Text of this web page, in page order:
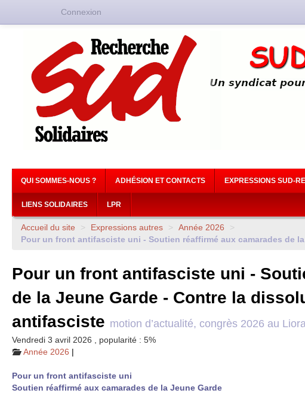
QUI SOMMES-NOUS ? ADHÉSION ET CONTACTS EXPRESSIONS SUD-
LIENS SOLIDAIRES LPR
Accueil du site > Expressions autres > Année 2026
>
Pour un front antifasciste uni - Soutien réaffirmé aux camarades de
Pour un front antifasciste uni -
de la Jeune Garde - Contre la
antifasciste motion d’actualité, congrès 2026 au
Vendredi 3 avril 2026
popularité : 5%
Année 2026 |
Pour un front antifasciste uni
Soutien réaffirmé aux camarades de la Jeune Garde
Connexion